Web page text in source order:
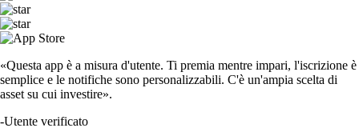
«Questa app è a misura d'utente. Ti premia mentre impari, l'iscrizione è
semplice e le notifiche sono personalizzabili. C'è un'ampia scelta di
asset su cui investire».
-Utente verificato